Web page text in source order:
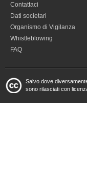
Contattaci
Dati societari
Organismo di Vigilanza
Whistleblowing
FAQ
Salvo dove
sono rilasciati con